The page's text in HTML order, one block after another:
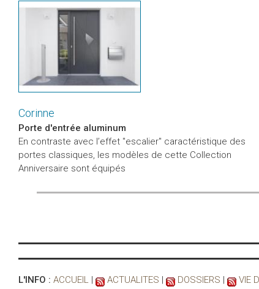
Corinne
Porte d'entrée aluminum
En contraste avec l’effet "escalier" caractéristique des
portes classiques, les modèles de cette Collection
Anniversaire sont équipés
L'INFO : ACCUEIL ACTUALITES DOSSIERS VIE